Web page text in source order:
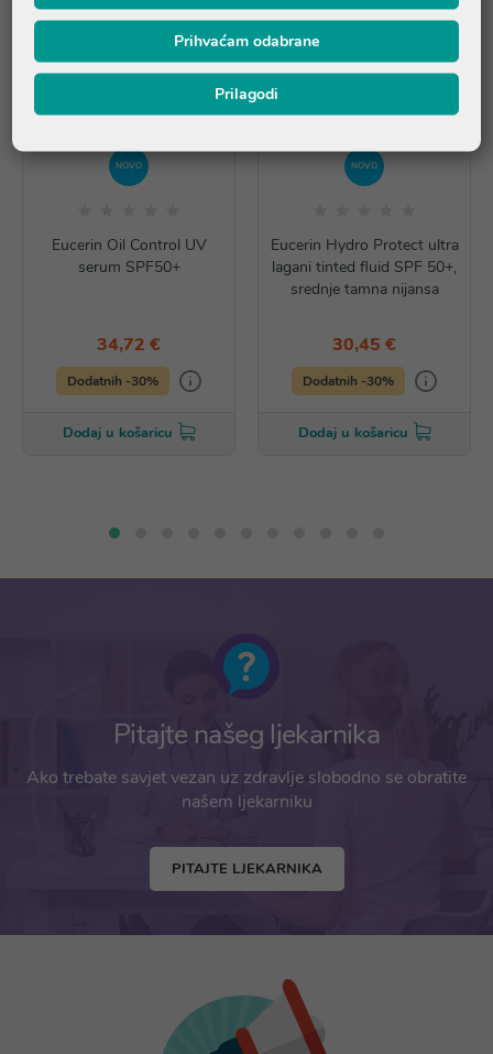
NOVO
Eucerin Oil Control UV
serum SPF50+
34,72 €
Dodatnih -30%
Dodaj u košaricu
NOVO
Eucerin Hydro Protect ultra
lagani tinted fluid SPF 50+,
srednje tamna nijansa
30,45 €
Dodatnih -30%
Dodaj u košaricu
Pitajte našeg ljekarnika
Ako trebate savjet vezan uz zdravlje slobodno se obratite
našem ljekarniku
PITAJTE LJEKARNIKA
Prihvaćam odabrane
Prilagodi